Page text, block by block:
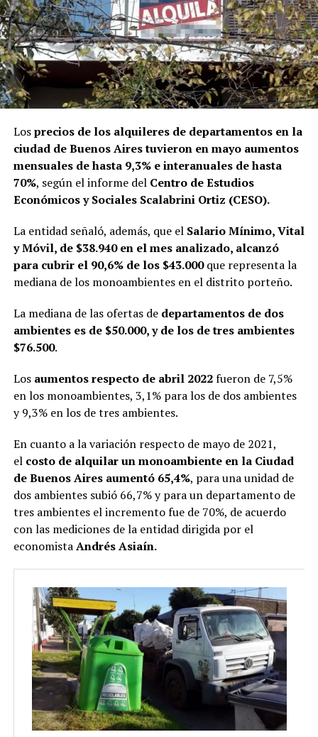
Losprecios de los alquileres de departamentos en la
ciudad de Buenos Aires tuvieron en mayo aumentos
mensuales de hasta 9,3% e interanuales de hasta
70%, según el informe del Centro de Estudios
Económicos y Sociales Scalabrini Ortiz (CESO).
La entidad señaló, además, que el Salario Mínimo, Vital
y Móvil, de $38.940 en el mes analizado, alcanzó
para cubrir el 90,6% de los $43.000que representa la
mediana de los monoambientes en el distrito porteño.
La mediana de las ofertas de departamentos de dos
ambientes es de $50.000, y de los de tres ambientes
$76.500.
Los aumentos respecto de abril 2022fueron de 7,5%
en los monoambientes, 3,1% para los de dos ambientes
y 9,3% en los de tres ambientes.
En cuanto a la variación respecto de mayo de 2021,
el costo de alquilar un monoambiente en la Ciudad
de Buenos Aires aumentó 65,4%, para una unidad de
dos ambientes subió 66,7% y para un departamento de
tres ambientes el incremento fue de 70%, de acuerdo
con las mediciones de la entidad dirigida por el
economistaAndrés Asiaín.